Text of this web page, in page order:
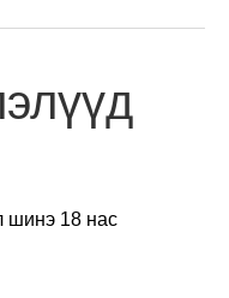
шинэ 18 нас